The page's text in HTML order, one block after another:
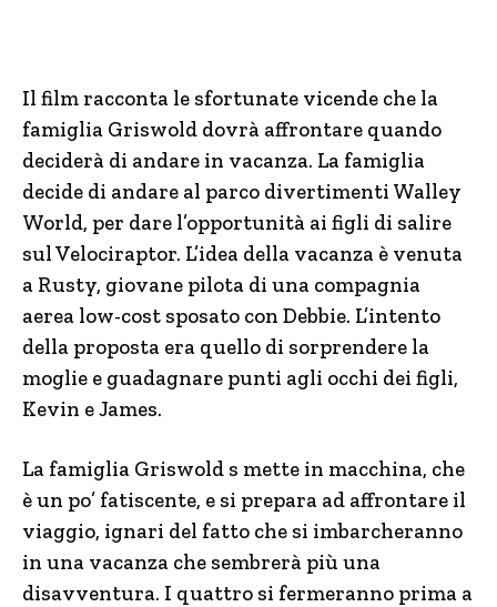
Il film racconta le sfortunate vicende che la
famiglia Griswold dovrà affrontare quando
deciderà di andare in vacanza. La famiglia
decide di andare al parco divertimenti Walley
World, per dare l’opportunità ai figli di salire
sul Velociraptor. L’idea della vacanza è venuta
a Rusty, giovane pilota di una compagnia
aerea low-cost sposato con Debbie. L’intento
della proposta era quello di sorprendere la
moglie e guadagnare punti agli occhi dei figli,
Kevin e James.
La famiglia Griswold s mette in macchina, che
è un po’ fatiscente, e si prepara ad affrontare il
viaggio, ignari del fatto che si imbarcheranno
in una vacanza che sembrerà più una
disavventura. I quattro si fermeranno prima a